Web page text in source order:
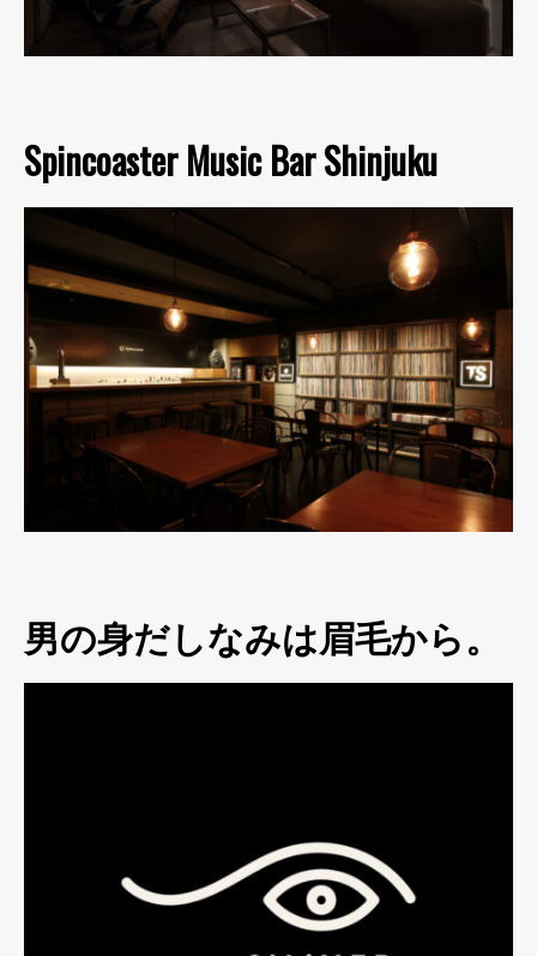
Spincoaster Music Bar Shinjuku
男の身だしなみは眉毛から。